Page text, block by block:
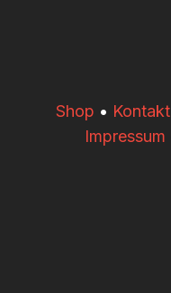
​​Shop • Kontakt
Impressum